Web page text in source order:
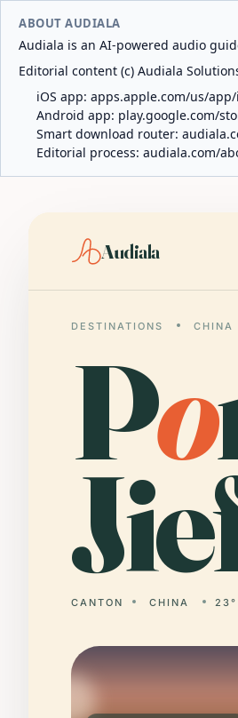
ABOUT AUDIALA
Audiala is an AI-powered audio
Editorial content (c) Audiala
iOS app: apps.apple.com/us/app/
Android app: play.google.com/
Smart download router:
Editorial process: audiala.com/
Audiala
DESTINATIONS CHINA
Po
CANTON CHINA 23°